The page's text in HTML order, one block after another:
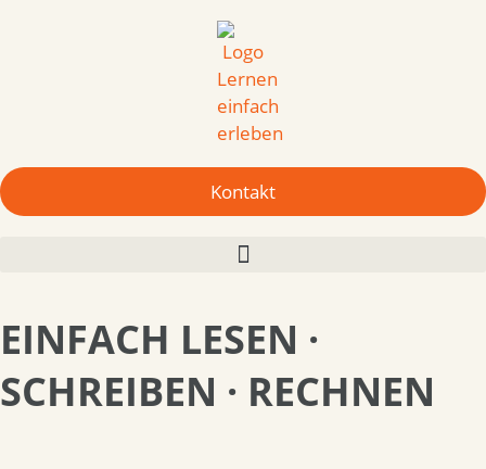
Kontakt
EINFACH LESEN ·
SCHREIBEN · RECHNEN